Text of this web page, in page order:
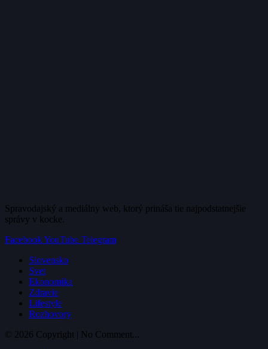
Spravodajský a mediálny web, ktorý prináša tie najpodstatnejšie
správy v kocke.
FacebookYouTube Telegram
Slovensko
Svet
Ekonomika
Zdravie
Lifestyle
Rozhovory
© 2026 Copyright | No Comment...